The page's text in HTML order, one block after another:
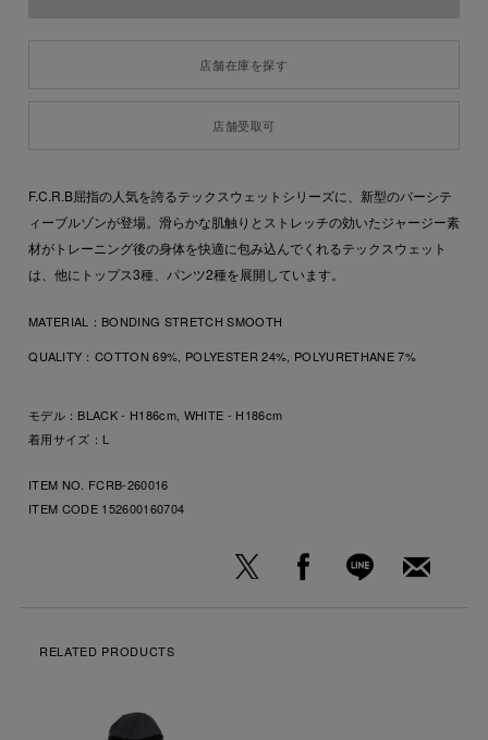
店舗在庫を探す
店舗受取可
F.C.R.B屈指の人気を誇るテックスウェットシリーズに、新型のバーシテ
ィーブルゾンが登場。滑らかな肌触りとストレッチの効いたジャージー素
材がトレーニング後の身体を快適に包み込んでくれるテックスウェット
は、他にトップス3種、パンツ2種を展開しています。
MATERIAL： BONDING STRETCH SMOOTH
QUALITY： COTTON 69%, POLYESTER 24%, POLYURETHANE 7%
モデル：BLACK - H186cm, WHITE - H186cm
着用サイズ：L
ITEM NO. FCRB-260016
ITEM CODE 152600160704
RELATED PRODUCTS